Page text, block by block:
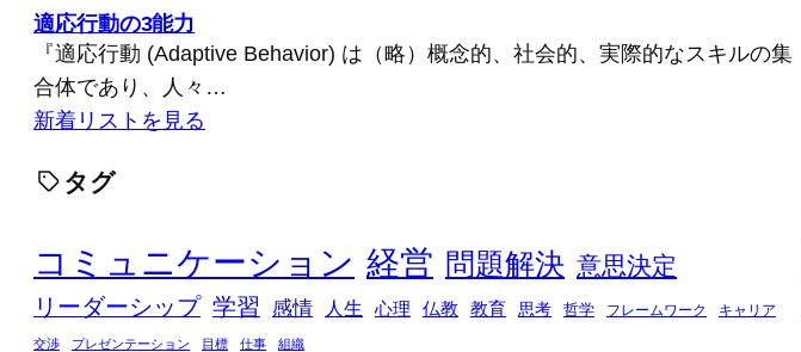
適応行動の3能力
『適応行動 (Adaptive Behavior) は（略）概念的、社会的、実際的なスキルの集
合体であり、人々…
新着リストを見る
タグ
コミュニケーション 経営 問題解決 意思決定
リーダーシップ 学習 感情 人生 心理 仏教 教育 思考 哲学 フレームワーク キャリア
交渉 プレゼンテーション 目標 仕事 組織